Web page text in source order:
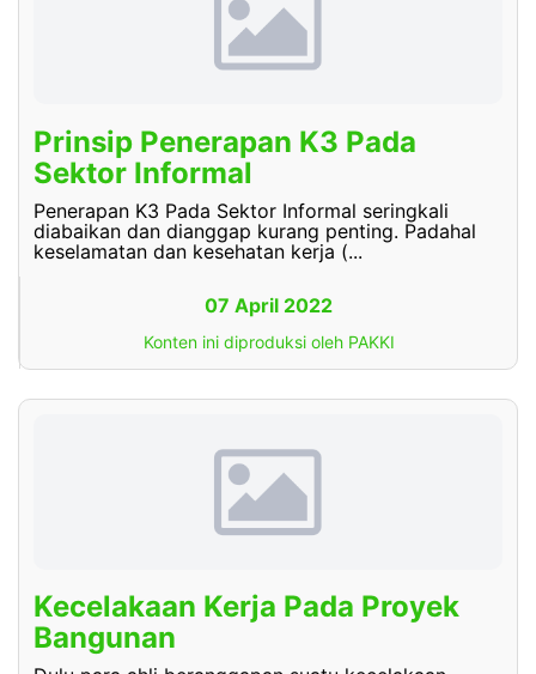
Prinsip Penerapan K3 Pada
Sektor Informal
Penerapan K3 Pada Sektor Informal seringkali
diabaikan dan dianggap kurang penting. Padahal
keselamatan dan kesehatan kerja (...
07 April 2022
Konten ini diproduksi oleh PAKKI
Kecelakaan Kerja Pada Proyek
Bangunan